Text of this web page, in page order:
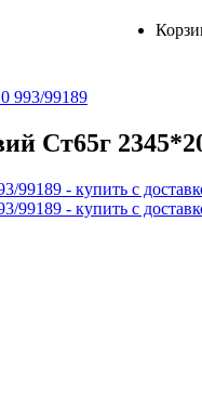
993/99189
Ст65г